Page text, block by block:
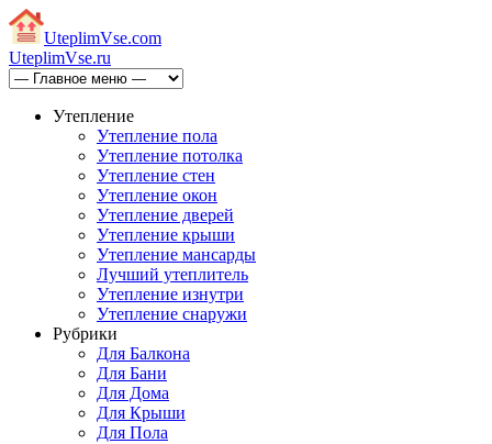
UteplimVse.com
UteplimVse.ru
Утепление
Утепление пола
Утепление потолка
Утепление стен
Утепление окон
Утепление дверей
Утепление крыши
Утепление мансарды
Лучший утеплитель
Утепление изнутри
Утепление снаружи
Рубрики
Для Балкона
Для Бани
Для Дома
Для Крыши
Для Пола